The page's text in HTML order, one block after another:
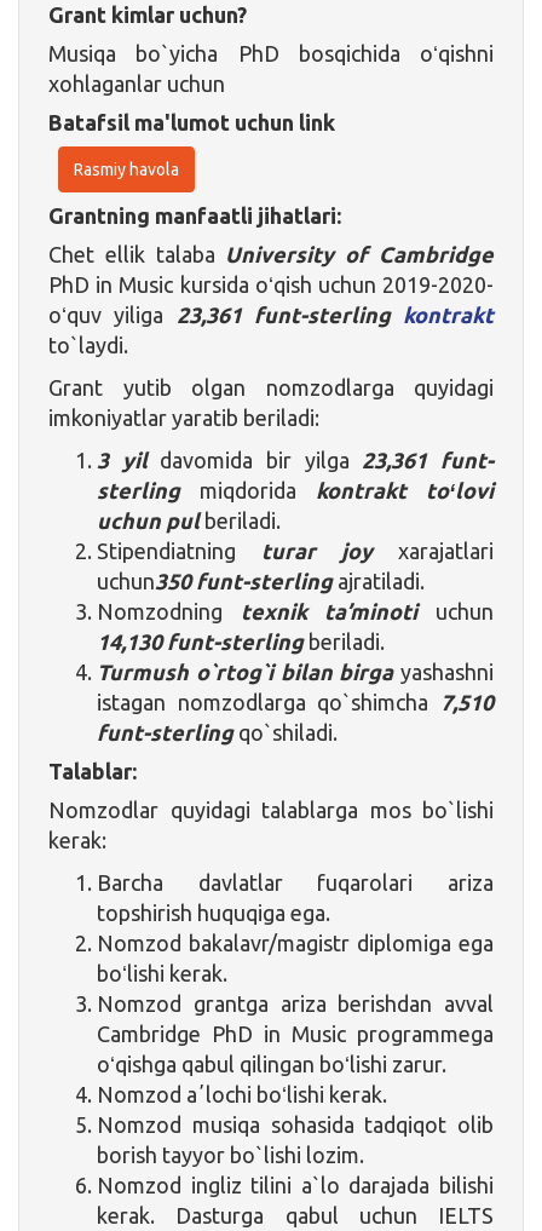
Grant kimlar uchun?
Musiqa bo`yicha PhD bosqichida oʻqishni
xohlaganlar uchun
Batafsil ma'lumot uchun link
Rasmiy havola
Grantning manfaatli jihatlari:
Chet ellik talaba University of Cambridge
PhD in Music kursida oʻqish uchun 2019-2020-
oʻquv yiliga 23,361 funt-sterling
kontrakt
to`laydi.
Grant yutib olgan nomzodlarga quyidagi
imkoniyatlar yaratib beriladi:
3 yildavomida bir yilga 23,361 funt-
sterling
miqdorida kontrakt toʻlovi
uchun pulberiladi.
Stipendiatning turar joy
xarajatlari
uchun350 funt-sterlingajratiladi.
Nomzodning
texnik ta’minotiuchun
14,130 funt-sterling beriladi.
Turmush o`rtog`i bilan birgayashashni
istagan nomzodlarga qo`shimcha
7,510
funt-sterling qo`shiladi.
Talablar:
Nomzodlar quyidagi talablarga mos bo`lishi
kerak:
Barcha davlatlar fuqarolari ariza
topshirish huquqiga ega.
Nomzod bakalavr/magistr diplomiga ega
boʻlishi kerak.
Nomzod grantga ariza berishdan avval
Cambridge PhD in Music programmega
oʻqishga qabul qilingan boʻlishi zarur.
Nomzod aʼlochi boʻlishi kerak.
Nomzod musiqa sohasida tadqiqot olib
borish tayyor bo`lishi lozim.
Nomzod ingliz tilini a`lo darajada bilishi
kerak. Dasturga qabul uchun IELTS